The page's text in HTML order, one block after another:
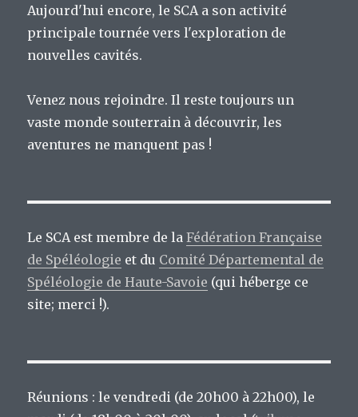
Aujourd'hui encore, le SCA a son activité
principale tournée vers l'exploration de
nouvelles cavités.
Venez nous rejoindre. Il reste toujours un
vaste monde souterrain à découvrir, les
aventures ne manquent pas !
Le SCA est membre de laFédération Française
de Spéléologie et du Comité Départemental de
Spéléologie de Haute-Savoie (qui héberge ce
site; merci !).
Réunions : le vendredi (de 20h00 à 22h00), le